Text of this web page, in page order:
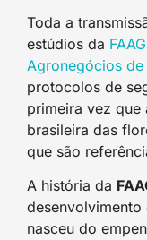
Toda a
estúdios da
Agronegócios
protocolos de
primeira vez que
brasileira das
que são
A história da
nasceu do